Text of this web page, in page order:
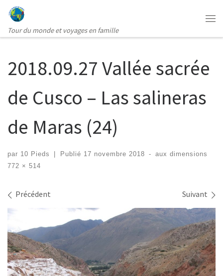
Passer au contenu
Tour du monde et voyages en famille
2018.09.27 Vallée sacrée
de Cusco – Las salineras
de Maras (24)
par 10 Pieds | Publié 17 novembre 2018 -
aux dimensions
772 × 514
Navigation des images
Précédent Suivant